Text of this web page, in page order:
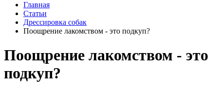
Главная
Статьи
Дрессировка собак
Поощрение лакомством - это подкуп?
Поощрение лакомством - это
подкуп?